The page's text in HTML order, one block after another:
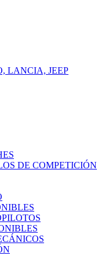
LANCIA, JEEP
DE COMPETICIÓN